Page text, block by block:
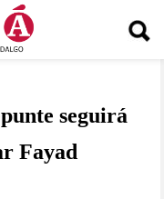
seguirá
Fayad